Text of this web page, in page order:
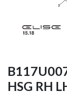
HSG RH